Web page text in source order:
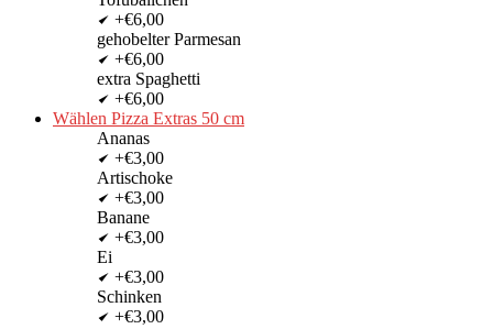
+€6,00
gehobelter Parmesan
+€6,00
extra Spaghetti
+€6,00
Wählen Pizza Extras 50 cm
Ananas
+€3,00
Artischoke
+€3,00
Banane
+€3,00
Ei
+€3,00
Schinken
+€3,00